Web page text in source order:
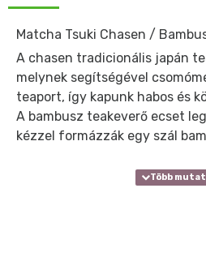
Matcha Tsuki Chasen /
A chasen tradicionális japán
melynek segítségével
teaport, így kapunk habos és
A bambusz teakeverő ecset
kézzel formázzák egy szál